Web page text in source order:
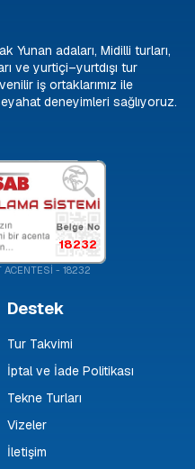
Yunan adaları, Midilli turları,
ve yurtiçi–yurtdışı tur
iş ortaklarımız ile
deneyimleri sağlıyoruz.
18232
ACENTESİ - 18232
Destek
Tur Takvimi
İptal ve İade Politikası
Tekne Turları
Vizeler
İletişim